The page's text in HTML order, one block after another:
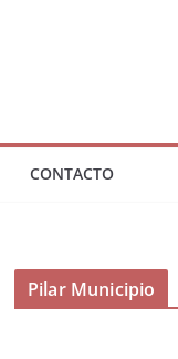
CONTACTO
Pilar Municipio